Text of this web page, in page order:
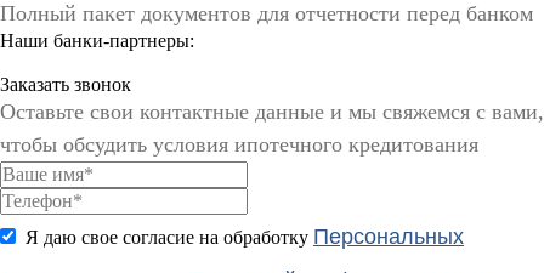
Полный пакет документов для отчетности перед банком
Наши банки-партнеры:
Заказать звонок
Оставьте свои контактные данные и мы свяжемся с вами,
чтобы обсудить условия ипотечного кредитования
Я даю свое согласие на обработку Персональных